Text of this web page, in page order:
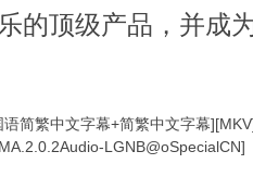
的顶级产品，并成
简繁中文字幕+简繁中文字幕
LGNB@oSpecialCN]